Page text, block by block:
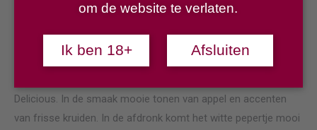
Delicious. In de smaak mooie tonen van appel en accenten
van frisse kruiden. In de afdronk komt het witte pepertje mooi
om de website te verlaten.
Ik ben 18+ Afsluiten